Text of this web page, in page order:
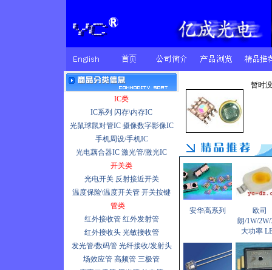
IC类
IC系列 闪存\内存IC
光鼠球鼠对管IC 摄像数字影像IC
手机周设/手机IC
光电藕合器IC 激光管/激光IC
开关类
光电开关 反射接近开关
温度保险\温度开关管 开关按键
管类
红外接收管 红外发射管
红外接收头 光敏接收管
发光管/数码管 光纤接收/发射头
场效应管 高频管 三极管
暂时
安华高系列
欧司
朗/1W/2W/
大功率